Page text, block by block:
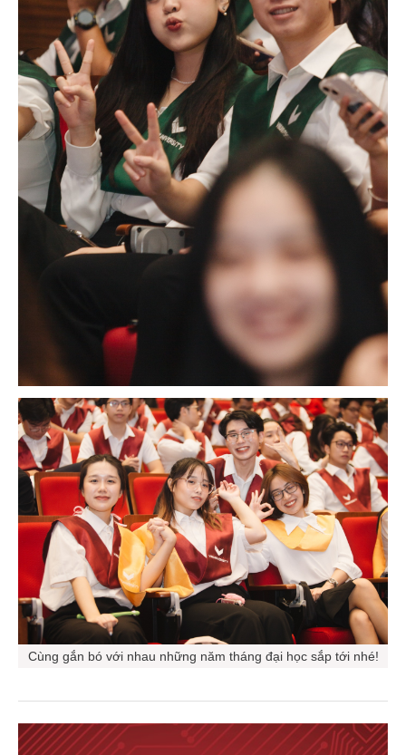
Cùng gắn bó với nhau những năm tháng đại học sắp tới nhé!